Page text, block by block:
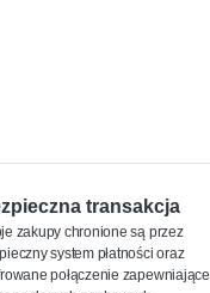
transakcja
zakupy chronione są przez
system płatności oraz
połączenie zapewniające